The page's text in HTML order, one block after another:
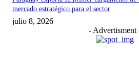
mercado estratégico para el sector
julio 8, 2026
- Advertisment